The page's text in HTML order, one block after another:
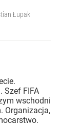
Łupak
Szef FIFA
wschodni
Organizacja,